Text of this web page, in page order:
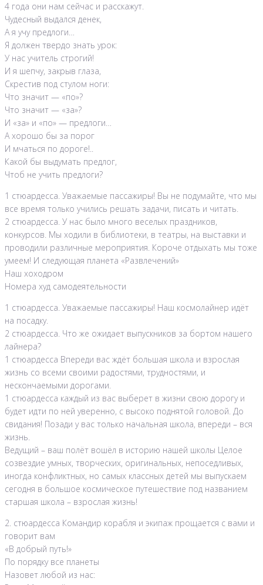
4 года они нам сейчас и расскажут.
Чудесный выдался денек,
А я учу предлоги…
Я должен твердо знать урок:
У нас учитель строгий!
И я шепчу, закрыв глаза,
Скрестив под стулом ноги:
Что значит — «по»?
Что значит — «за»?
И «за» и «по» — предлоги…
А хорошо бы за порог
И мчаться по дороге!..
Какой бы выдумать предлог,
Чтоб не учить предлоги?
1 стюардесса. Уважаемые пассажиры! Вы не подумайте, что мы
все время только учились решать задачи, писать и читать.
2 стюардесса. У нас было много веселых праздников,
конкурсов. Мы ходили в библиотеки, в театры, на выставки и
проводили различные мероприятия. Короче отдыхать мы тоже
умеем! И следующая планета «Развлечений»
Наш хоходром
Номера худ самодеятельности
1 стюардесса. Уважаемые пассажиры! Наш космолайнер идёт
на посадку.
2 стюардесса. Что же ожидает выпускников за бортом нашего
лайнера?
1 стюардесса Впереди вас ждёт большая школа и взрослая
жизнь со всеми своими радостями, трудностями, и
нескончаемыми дорогами.
1 стюардесса каждый из вас выберет в жизни свою дорогу и
будет идти по ней уверенно, с высоко поднятой головой. До
свидания! Позади у вас только начальная школа, впереди – вся
жизнь.
Ведущий – ваш полёт вошёл в историю нашей школы Целое
созвездие умных, творческих, оригинальных, непоседливых,
иногда конфликтных, но самых классных детей мы выпускаем
сегодня в большое космическое путешествие под названием
старшая школа – взрослая жизнь!
2. стюардесса Командир корабля и экипаж прощается с вами и
говорит вам
«В добрый путь!»
По порядку все планеты
Назовет любой из нас: